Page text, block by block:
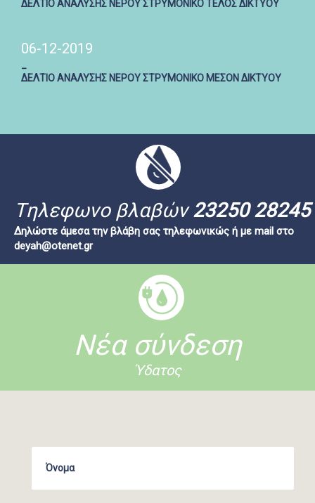
ΔΕΛΤΙΟ ΑΝΑΛΥΣΗΣ ΝΕΡΟΥ ΣΤΡΥΜΟΝΙΚΟ ΤΕΛΟΣ ΔΙΚΤΥΟΥ
06-12-2019
ΔΕΛΤΙΟ ΑΝΑΛΥΣΗΣ ΝΕΡΟΥ ΣΤΡΥΜΟΝΙΚΟ ΜΕΣΟΝ ΔΙΚΤΥΟΥ
Tηλεφωνο βλαβών23250 28245
Δηλώστε άμεσα την βλάβη σας τηλεφωνικώς ή με mail στο
deyah@otenet.gr
Νέα σύνδεση
Ύδατος